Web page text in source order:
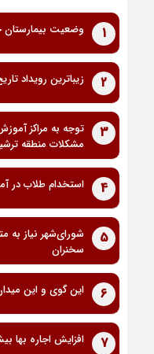
1 وضعیت
2 زیباترین رویداد تاریخ در
3
توجه به مراکز
مشکلات منطقه
4 استخدام طلاب در
5
شورای‌شهر نیاز
سخنران
6 این گوی و این
7 افزایش اجاره بها بیش از 15